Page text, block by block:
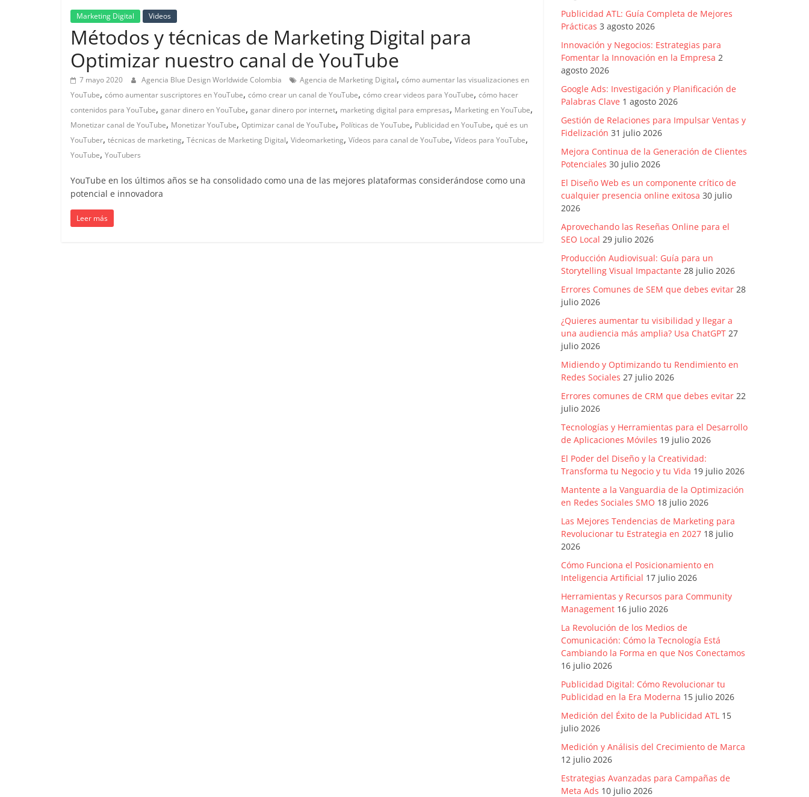
de
Publicidad
en
Colombia
|
Magazine
de
Marketing Digital Videos
Métodos y técnicas de Marketing Digital para
Optimizar nuestro canal de YouTube
7 mayo 2020 Agencia Blue Design Worldwide Colombia Agencia de Marketing Digital, cómo aumentar las visualizaciones en
YouTube, cómo aumentar suscriptores en YouTube, cómo crear un canal de YouTube, cómo crear videos para YouTube, cómo hacer
contenidos para YouTube, ganar dinero en YouTube, ganar dinero por internet, marketing digital para empresas, Marketing en YouTube,
Monetizar canal de YouTube, Monetizar YouTube, Optimizar canal de YouTube, Políticas de YouTube, Publicidad en YouTube, qué es un
YouTuber, técnicas de marketing, Técnicas de Marketing Digital, Videomarketing, Vídeos para canal de YouTube, Vídeos para YouTube,
YouTube, YouTubers
YouTube en los últimos años se ha consolidado como una de las mejores plataformas considerándose como una
potencial e innovadora
Leer más
Publicidad ATL: Guía Completa de Mejores
Prácticas 3 agosto 2026
Innovación y Negocios: Estrategias para
Fomentar la Innovación en la Empresa 2
agosto 2026
Google Ads: Investigación y Planificación de
Palabras Clave 1 agosto 2026
Gestión de Relaciones para Impulsar Ventas y
Fidelización 31 julio 2026
Mejora Continua de la Generación de Clientes
Potenciales 30 julio 2026
El Diseño Web es un componente crítico de
cualquier presencia online exitosa 30 julio
2026
Aprovechando las Reseñas Online para el
SEO Local 29 julio 2026
Producción Audiovisual: Guía para un
Storytelling Visual Impactante 28 julio 2026
Errores Comunes de SEM que debes evitar 28
julio 2026
¿Quieres aumentar tu visibilidad y llegar a
una audiencia más amplia? Usa ChatGPT 27
julio 2026
Midiendo y Optimizando tu Rendimiento en
Redes Sociales 27 julio 2026
Errores comunes de CRM que debes evitar 22
julio 2026
Tecnologías y Herramientas para el Desarrollo
de Aplicaciones Móviles 19 julio 2026
El Poder del Diseño y la Creatividad:
Transforma tu Negocio y tu Vida 19 julio 2026
Mantente a la Vanguardia de la Optimización
en Redes Sociales SMO 18 julio 2026
Las Mejores Tendencias de Marketing para
Revolucionar tu Estrategia en 2027 18 julio
2026
Cómo Funciona el Posicionamiento en
Inteligencia Artificial 17 julio 2026
Herramientas y Recursos para Community
Management 16 julio 2026
La Revolución de los Medios de
Comunicación: Cómo la Tecnología Está
Cambiando la Forma en que Nos Conectamos
16 julio 2026
Publicidad Digital: Cómo Revolucionar tu
Publicidad en la Era Moderna 15 julio 2026
Medición del Éxito de la Publicidad ATL 15
julio 2026
Medición y Análisis del Crecimiento de Marca
12 julio 2026
Estrategias Avanzadas para Campañas de
Meta Ads 10 julio 2026